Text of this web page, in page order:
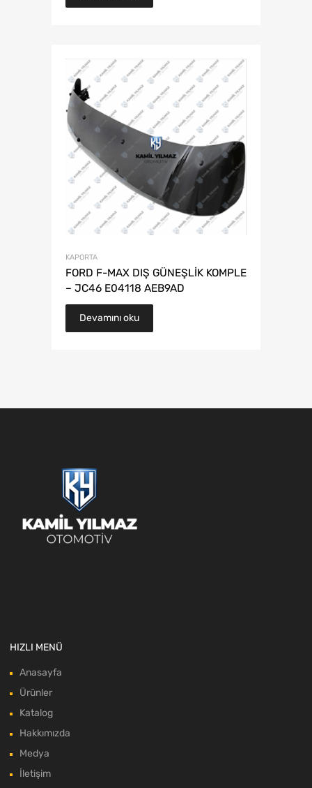
KAPORTA
FORD F-MAX DIŞ GÜNEŞLİK KOMPLE
– JC46 E04118 AEB9AD
Devamını oku
HIZLI MENÜ
Anasayfa
Ürünler
Katalog
Hakkımızda
Medya
İletişim